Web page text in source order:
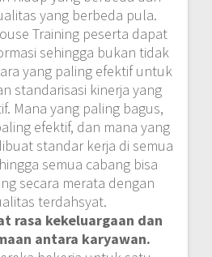
yang berbeda pula.
Training peserta dapat
sehingga bukan tidak
yang paling efektif untuk
standarisasi kinerja yang
Mana yang paling bagus,
efektif, dan mana yang
standar kerja di semua
semua cabang bisa
secara merata dengan
terdahsyat.
rasa kekeluargaan dan
antara karyawan.